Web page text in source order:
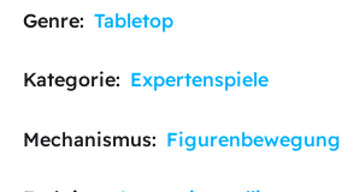
Genre: Tabletop
Kategorie: Expertenspiele
Mechanismus: Figurenbewegung